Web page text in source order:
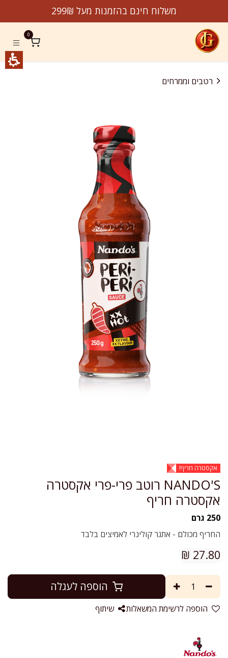
משלוח חינם בהזמנות מעל 299₪
0
רטבים וממרחים
אקסטרה חריף!
NANDO'S רוטב פרי-פרי אקסטרה
אקסטרה חריף
250 גרם
החריף מכולם - אתגר קולינרי לאמיצים בלבד
27.80
₪
הוספה לעגלה
הוספה לרשימת המשאלות שיתוף